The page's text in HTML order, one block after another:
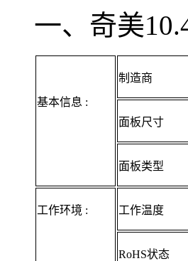
一、奇美
基本信息 :
制造商
面板尺寸
面板类型
工作环境 : 工作温度
RoHS状态